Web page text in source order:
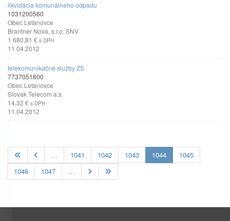
likvidácia komunálneho odpadu
1031200560
Obec Letanovce
Brantner Nova, s.r.o. SNV
1 680,81 € s DPH
11.04.2012
telekomunikačné služby ZS
7737051600
Obec Letanovce
Slovak Telecom a.s.
14,32 € s DPH
11.04.2012
… 1041 1042 1043 1044(current)
1045
1046
1047 …